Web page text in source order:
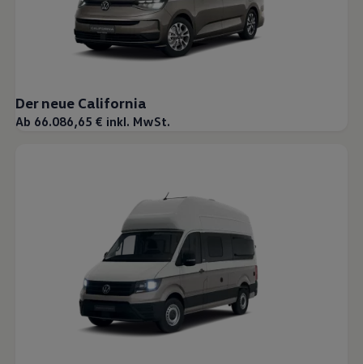
Der neue California
Ab 66.086,65 € inkl. MwSt.